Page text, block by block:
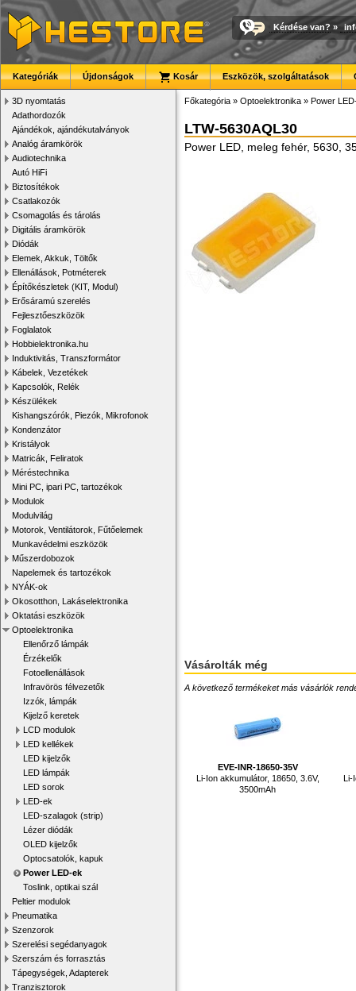
Kérdése van? »
Kategóriák Újdonságok Kosár Eszközök, szolgáltatások
3D nyomtatás
Adathordozók
Ajándékok, ajándékutalványok
Analóg áramkörök
Audiotechnika
Autó HiFi
Biztosítékok
Csatlakozók
Csomagolás és tárolás
Digitális áramkörök
Diódák
Elemek, Akkuk, Töltők
Ellenállások, Potméterek
Építőkészletek (KIT, Modul)
Erősáramú szerelés
Fejlesztőeszközök
Foglalatok
Hobbielektronika.hu
Induktivitás, Transzformátor
Kábelek, Vezetékek
Kapcsolók, Relék
Készülékek
Kishangszórók, Piezók, Mikrofonok
Kondenzátor
Kristályok
Matricák, Feliratok
Méréstechnika
Mini PC, ipari PC, tartozékok
Modulok
Modulvilág
Motorok, Ventilátorok, Fűtőelemek
Munkavédelmi eszközök
Műszerdobozok
Napelemek és tartozékok
NYÁK-ok
Okosotthon, Lakáselektronika
Oktatási eszközök
Optoelektronika
Ellenőrző lámpák
Érzékelők
Fotoellenállások
Infravörös félvezetők
Izzók, lámpák
Kijelző keretek
LCD modulok
LED kellékek
LED kijelzők
LED lámpák
LED sorok
LED-ek
LED-szalagok (strip)
Lézer diódák
OLED kijelzők
Optocsatolók, kapuk
Power LED-ek
Toslink, optikai szál
Peltier modulok
Pneumatika
Szenzorok
Szerelési segédanyagok
Szerszám és forrasztás
Tápegységek, Adapterek
Tranzisztorok
Főkategória » Optoelektronika » Power
LTW-5630AQL30
Power LED, meleg fehér, 5630,
Vásárolták még
A következő termékeket más vásárlók
EVE-INR-18650-35V
Li-Ion akkumulátor, 18650, 3.6V,
3500mAh
Li-